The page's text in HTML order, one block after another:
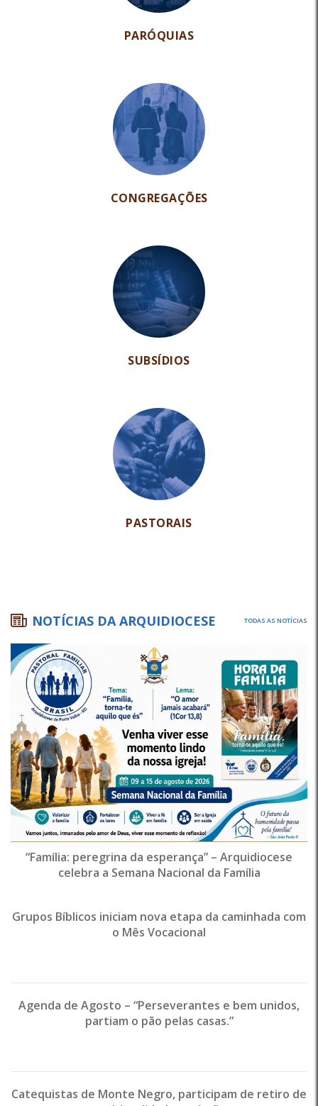
PARÓQUIAS
CONGREGAÇÕES
SUBSÍDIOS
PASTORAIS
NOTÍCIAS DA ARQUIDIOCESE TODAS AS NOTÍCIAS
“Família: peregrina da esperança” – Arquidiocese
celebra a Semana Nacional da Família
Grupos Bíblicos iniciam nova etapa da caminhada com
o Mês Vocacional
Agenda de Agosto – “Perseverantes e bem unidos,
partiam o pão pelas casas.”
Catequistas de Monte Negro, participam de retiro de